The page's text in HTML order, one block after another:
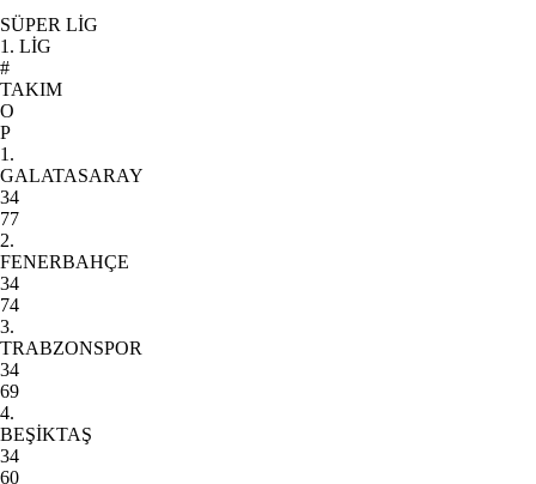
SÜPER LİG
1. LİG
#
TAKIM
O
P
1.
GALATASARAY
34
77
2.
FENERBAHÇE
34
74
3.
TRABZONSPOR
34
69
4.
BEŞİKTAŞ
34
60